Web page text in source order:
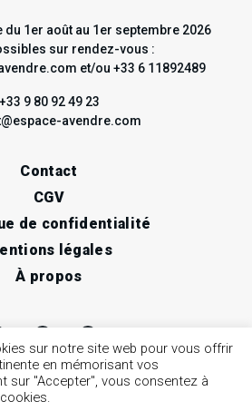
du 1er août au 1er septembre 2026
sur rendez-vous :
et/ou +33 6 11892489
+33 9 80 92 49 23
avendre.com
Contact
CGV
de confidentialité
légales
À propos
sur notre site web pour vous offrir
en mémorisant vos
sur "Accepter", vous consentez à